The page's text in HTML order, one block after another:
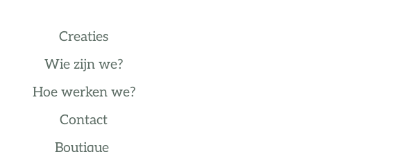
Creaties
Wie zijn we?
Hoe werken we?
Contact
Boutique